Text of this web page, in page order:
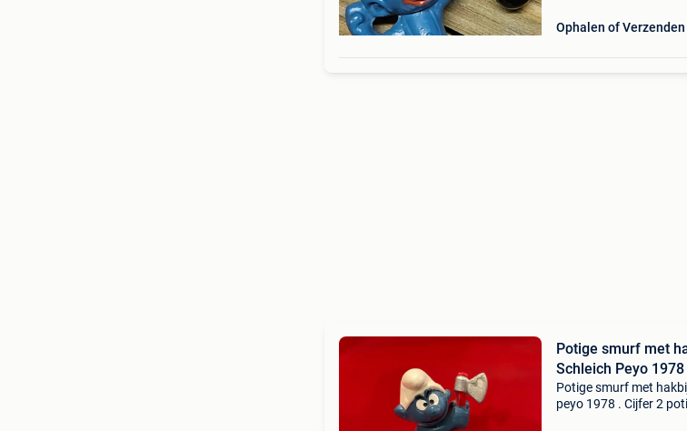
Ophalen of Verzenden
Potige smurf met
Schleich Peyo 1978
Potige smurf met
peyo 1978 . Cijfer 2